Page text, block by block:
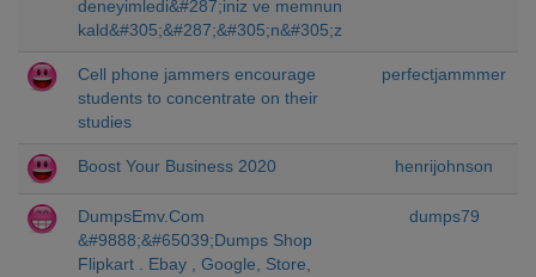
deneyimledi&#287;iniz ve memnun
kald&#305;&#287;&#305;n&#305;z
Cell phone jammers encourage
students to concentrate on their
studies
perfectjammmer
Boost Your Business 2020 henrijohnson
DumpsEmv.Com
&#9888;&#65039;Dumps Shop
Flipkart . Ebay , Google, Store,
dumps79